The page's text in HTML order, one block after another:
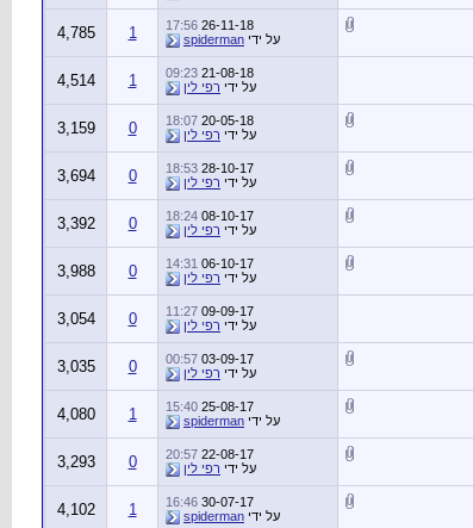
26-11-18
17:56
על ידי spiderman
1
4,785
21-08-18
09:23
על ידי רפי לין 1
4,514
20-05-18
18:07
על ידי רפי לין 0
3,159
28-10-17
18:53
על ידי רפי לין 0
3,694
08-10-17
18:24
על ידי רפי לין 0
3,392
06-10-17
14:31
על ידי רפי לין 0
3,988
09-09-17
11:27
על ידי רפי לין 0
3,054
03-09-17
00:57
על ידי רפי לין 0
3,035
25-08-17
15:40
על ידי spiderman
1
4,080
22-08-17
20:57
על ידי רפי לין 0
3,293
30-07-17
16:46
על ידי spiderman
1
4,102